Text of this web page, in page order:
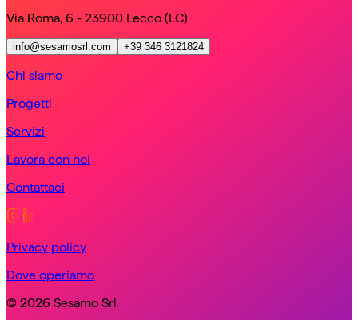
Via Roma, 6 - 23900 Lecco (LC)
info@sesamosrl.com +39 346 3121824
Chi siamo
Progetti
Servizi
Lavora con noi
Contattaci
Privacy policy
Dove operiamo
© 2026 Sesamo Srl